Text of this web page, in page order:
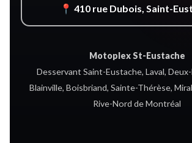
📍 410 rue Dubois, Saint-
Motoplex St-Eustache
Desservant Saint-Eustache, Laval,
Blainville, Boisbriand, Sainte-Thérèse,
Rive-Nord de Montréal